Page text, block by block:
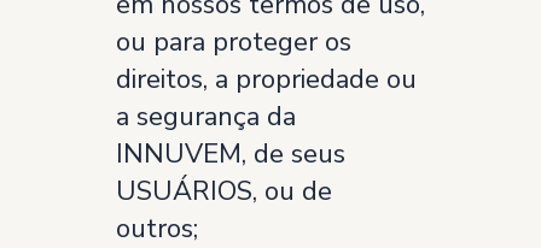
ou para proteger os
direitos, a propriedade ou
a segurança da
INNUVEM, de seus
USUÁRIOS, ou de
outros;